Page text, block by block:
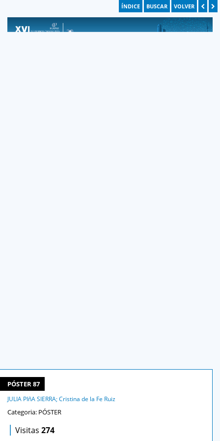
ÍNDICE BUSCAR VOLVER
PÓSTER 87
JULIA PIñA SIERRA; Cristina de la Fe Ruiz
Categoria: PÓSTER
| Visitas 274